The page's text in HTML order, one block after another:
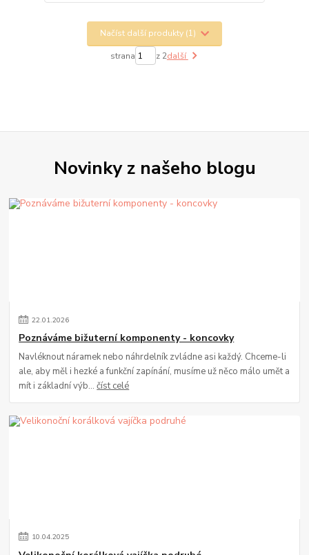
Načíst další produkty (1)
strana z 2další
Novinky z našeho blogu
22.01.2026
Poznáváme bižuterní komponenty - koncovky
Navléknout náramek nebo náhrdelník zvládne asi každý. Chceme-li
ale, aby měl i hezké a funkční zapínání, musíme už něco málo umět a
mít i základní výb...číst celé
10.04.2025